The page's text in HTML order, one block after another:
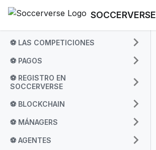
SOCCERVERSE
⚽ LAS COMPETICIONES
⚽ PAGOS
⚽ REGISTRO EN
SOCCERVERSE
⚽ BLOCKCHAIN
⚽ MÁNAGERS
⚽ AGENTES